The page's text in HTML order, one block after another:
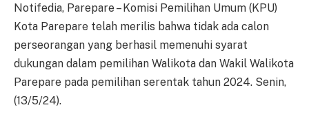
Notifedia, Parepare – Komisi Pemilihan Umum (KPU)
Kota Parepare telah merilis bahwa tidak ada calon
perseorangan yang berhasil memenuhi syarat
dukungan dalam pemilihan Walikota dan Wakil Walikota
Parepare pada pemilihan serentak tahun 2024. Senin,
(13/5/24).